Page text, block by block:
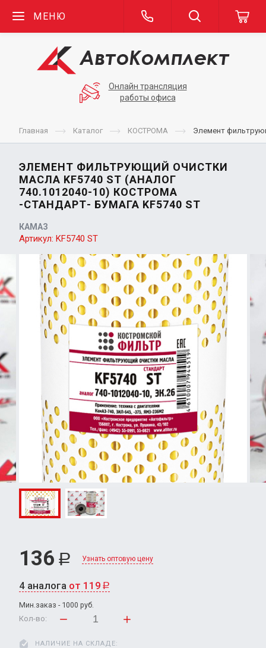
МЕНЮ
Онлайн трансляция
работы офиса
Главная Каталог КОСТРОМА Элемент
ЭЛЕМЕНТ ФИЛЬТРУЮЩИЙ ОЧИСТКИ
МАСЛА KF5740 ST (АНАЛОГ
740.1012040-10) КОСТРОМА
-СТАНДАРТ- БУМАГА KF5740 ST
КАМАЗ
Артикул: KF5740 ST
136 Р Узнать оптовую цену
4 аналога от 119 Р
Мин.заказ - 1000 руб.
Кол-во:
НАЛИЧИЕ НА СКЛАДЕ: